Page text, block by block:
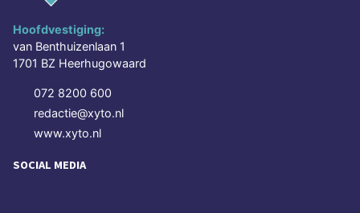
Hoofdvestiging:
van Benthuizenlaan 1
1701 BZ Heerhugowaard
072 8200 600
redactie@xyto.nl
www.xyto.nl
SOCIAL MEDIA